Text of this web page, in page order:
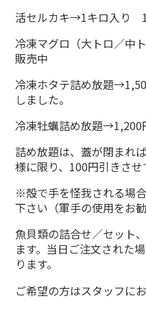
活セルカキ→1キロ入り
冷凍マグロ（大トロ／中
販売中
冷凍ホタテ詰め放題
しました。
冷凍牡蠣詰め放題→1,200
詰め放題は、蓋が閉まれ
様に限り、100円引きさせ
※殻で手を怪我される場
下さい（軍手の使用をお勧
魚貝類の詰合せ／セット
ます。当日ご注文された
ります。
ご希望の方はスタッフに